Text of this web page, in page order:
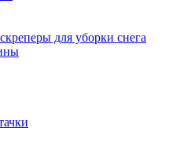
для уборки снега